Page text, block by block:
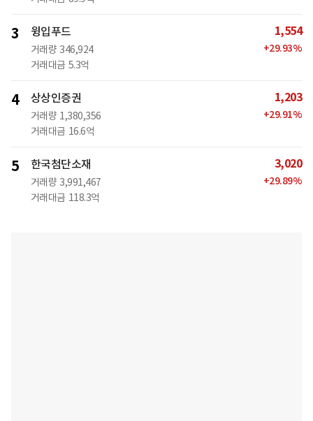
3 윙입푸드
거래량 346,924
거래대금 5.3억
1,554
+29.93%
4 상상인증권
거래량 1,380,356
거래대금 16.6억
1,203
+29.91%
5 한국첨단소재
거래량 3,991,467
거래대금 118.3억
3,020
+29.89%